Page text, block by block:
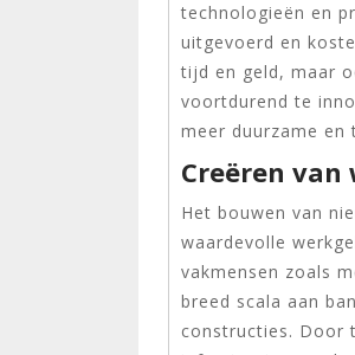
technologieën en
uitgevoerd en
tijd en geld, maar
voortdurend te
meer duurzame en
Creëren
Het bouwen van
waardevolle
vakmensen zoals
breed scala aan
constructies. Door